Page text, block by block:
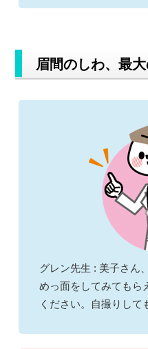
眉間のしわ、最
グレン先生 : 美子さん
めっ面をしてみてもら
ください。自撮りして